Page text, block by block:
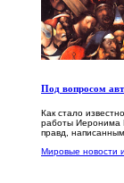
Под вопросом
Как стало
работы Иеронима
правд,
Мировые новости